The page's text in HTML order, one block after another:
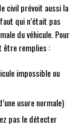
civil prévoit aussi la
qui n’était pas
du véhicule. Pour
être remplies :
impossible ou
usure normale)
pas le détecter